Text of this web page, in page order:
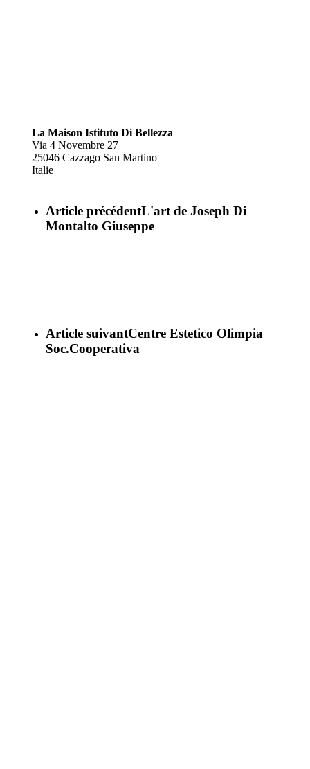
La Maison Istituto Di Bellezza
Via 4 Novembre 27
25046 Cazzago San Martino
Italie
Article précédentL'art de Joseph Di
Montalto Giuseppe
Article suivantCentre Estetico Olimpia
Soc.Cooperativa